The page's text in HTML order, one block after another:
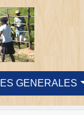
GENERALES